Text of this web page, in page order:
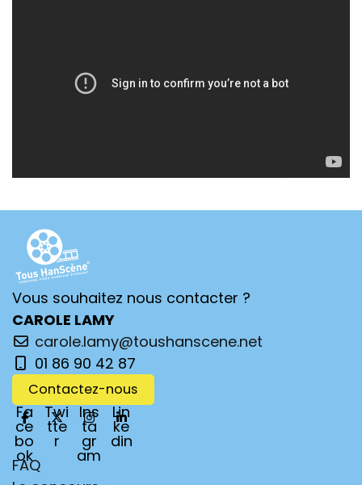
Vous souhaitez nous contacter ?
CAROLE LAMY
carole.lamy@toushanscene.net
01 86 90 42 87
Contactez-nous
Fa
ce
bo
ok
Twi
tte
r
Ins
ta
gr
am
Lin
ke
din
FAQ